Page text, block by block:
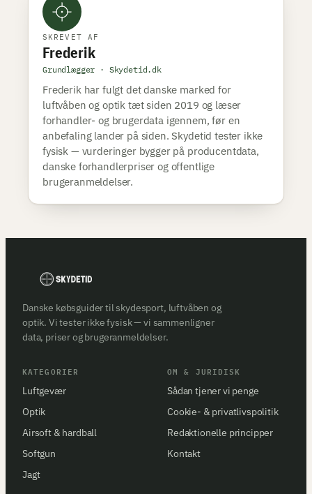
SKREVET AF
Frederik
Grundlægger · Skydetid.dk
Frederik har fulgt det danske marked for
luftvåben og optik tæt siden 2019 og læser
forhandler- og brugerdata igennem, før en
anbefaling lander på siden. Skydetid tester ikke
fysisk — vurderinger bygger på producentdata,
danske forhandlerpriser og offentlige
brugeranmeldelser.
Danske købsguider til skydesport, luftvåben og
optik. Vi tester ikke fysisk — vi sammenligner
data, priser og brugeranmeldelser.
KATEGORIER
Luftgevær
Optik
Airsoft & hardball
Softgun
Jagt
OM & JURIDISK
Sådan tjener vi penge
Cookie- & privatlivspolitik
Redaktionelle principper
Kontakt